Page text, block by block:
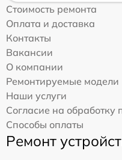
Стоимость ремонта
Оплата и доставка
Контакты
Вакансии
О компании
Ремонтируемые модели
Наши услуги
Согласие на
Способы оплаты
Ремонт